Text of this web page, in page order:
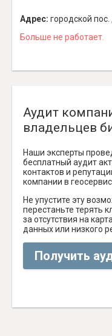
Адрес: городской
Больше не работает.
Аудит
владельцев
Наши эксперты
бесплатный аудит
контактов и
компании в
Не упустите эту
перестаньте терять
за отсутствия на
данных или низкого
Получить